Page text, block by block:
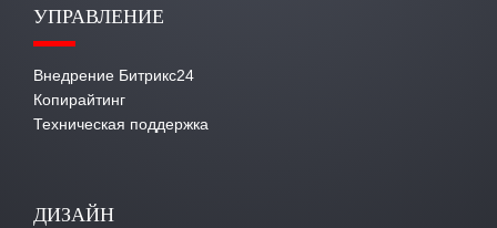
УПРАВЛЕНИЕ
Внедрение Битрикс24
Копирайтинг
Техническая поддержка
ДИЗАЙН